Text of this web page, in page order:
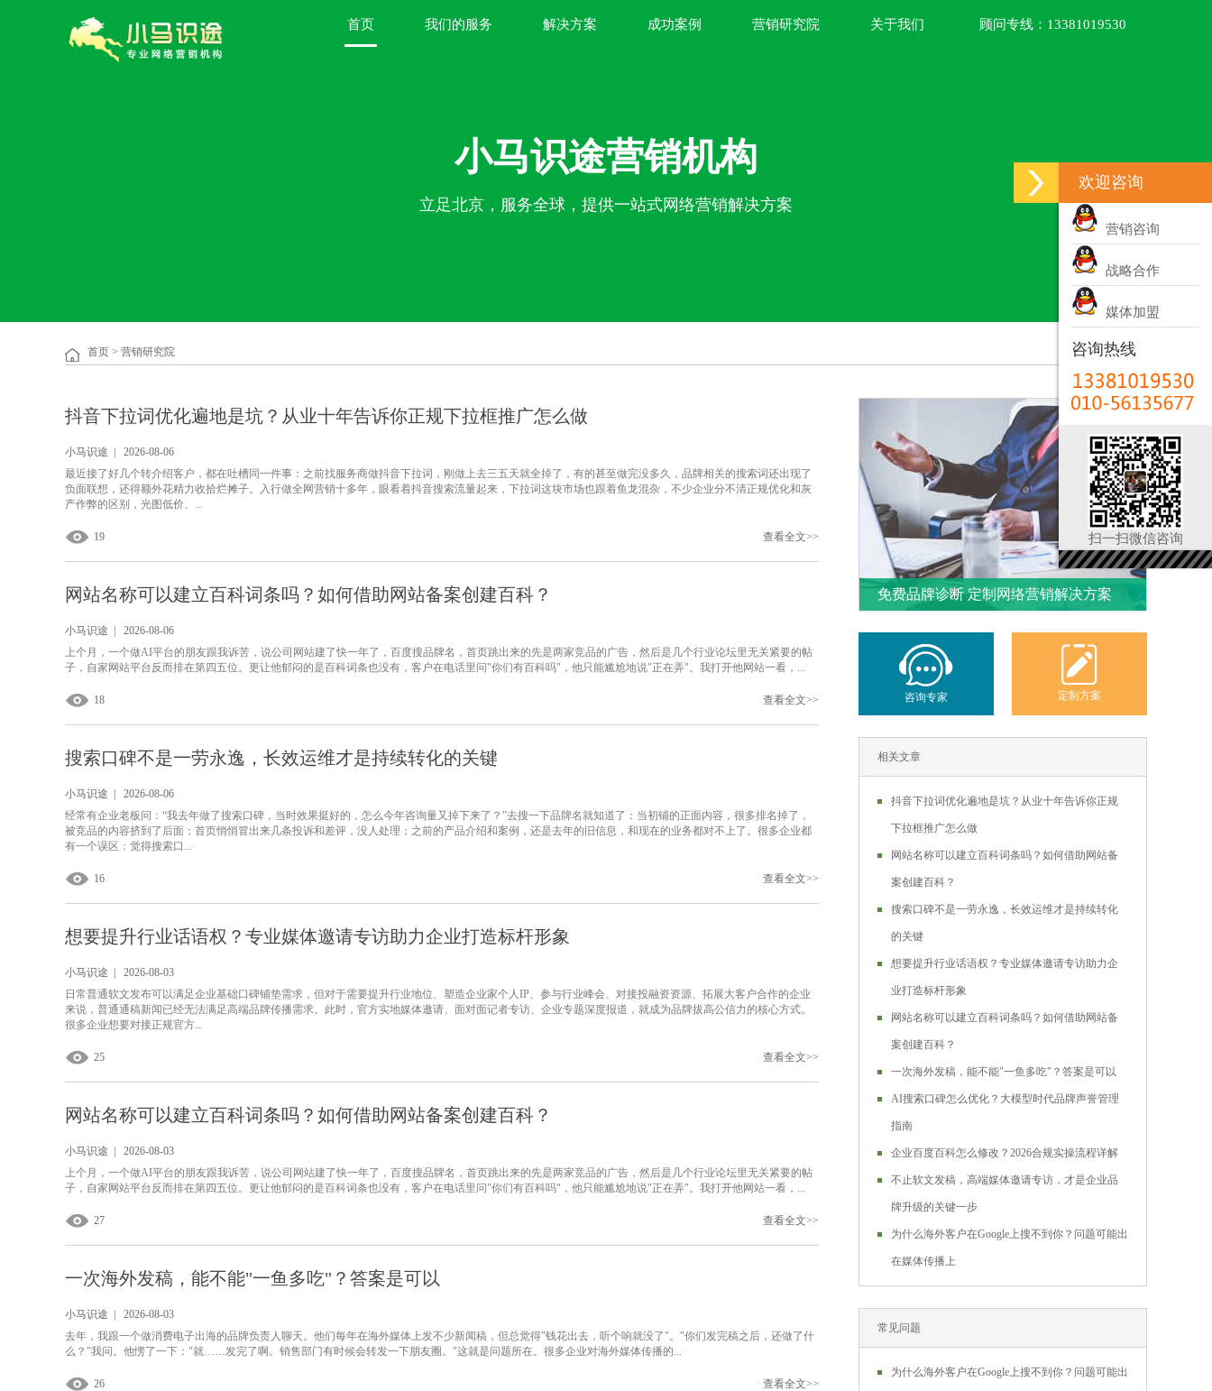
首页 我们的服务 解决方案 成功案例 营销研究院 关于我们 顾问专线： 13381019530
小马识途营销机构
立足北京，服务全球，提供一站式网络营销解决方案
首页 > 营销研究院
抖音下拉词优化遍地是坑？从业十年告诉你正规下拉框推广怎么做
小马识途 | 2026-08-06
最近接了好几个转介绍客户，都在吐槽同一件事：之前找服务商做抖音下拉词，刚做上去三五天就全掉了，有的甚至做完没多久，品牌相关的搜索词还出现了
负面联想，还得额外花精力收拾烂摊子。入行做全网营销十多年，眼看着抖音搜索流量起来，下拉词这块市场也跟着鱼龙混杂，不少企业分不清正规优化和灰
产作弊的区别，光图低价、...
19 查看全文>>
网站名称可以建立百科词条吗？如何借助网站备案创建百科？
小马识途 | 2026-08-06
上个月，一个做AI平台的朋友跟我诉苦，说公司网站建了快一年了，百度搜品牌名，首页跳出来的先是两家竞品的广告，然后是几个行业论坛里无关紧要的帖
子，自家网站平台反而排在第四五位。更让他郁闷的是百科词条也没有，客户在电话里问"你们有百科吗"，他只能尴尬地说"正在弄"。我打开他网站一看，...
18 查看全文>>
搜索口碑不是一劳永逸，长效运维才是持续转化的关键
小马识途 | 2026-08-06
经常有企业老板问：“我去年做了搜索口碑，当时效果挺好的，怎么今年咨询量又掉下来了？”去搜一下品牌名就知道了：当初铺的正面内容，很多排名掉了，
被竞品的内容挤到了后面；首页悄悄冒出来几条投诉和差评，没人处理；之前的产品介绍和案例，还是去年的旧信息，和现在的业务都对不上了。很多企业都
有一个误区：觉得搜索口...
16 查看全文>>
想要提升行业话语权？专业媒体邀请专访助力企业打造标杆形象
小马识途 | 2026-08-03
日常普通软文发布可以满足企业基础口碑铺垫需求，但对于需要提升行业地位、塑造企业家个人IP、参与行业峰会、对接投融资资源、拓展大客户合作的企业
来说，普通通稿新闻已经无法满足高端品牌传播需求。此时，官方实地媒体邀请、面对面记者专访、企业专题深度报道，就成为品牌拔高公信力的核心方式。
很多企业想要对接正规官方...
25 查看全文>>
网站名称可以建立百科词条吗？如何借助网站备案创建百科？
小马识途 | 2026-08-03
上个月，一个做AI平台的朋友跟我诉苦，说公司网站建了快一年了，百度搜品牌名，首页跳出来的先是两家竞品的广告，然后是几个行业论坛里无关紧要的帖
子，自家网站平台反而排在第四五位。更让他郁闷的是百科词条也没有，客户在电话里问"你们有百科吗"，他只能尴尬地说"正在弄"。我打开他网站一看，...
27 查看全文>>
一次海外发稿，能不能"一鱼多吃"？答案是可以
小马识途 | 2026-08-03
去年，我跟一个做消费电子出海的品牌负责人聊天。他们每年在海外媒体上发不少新闻稿，但总觉得"钱花出去，听个响就没了"。"你们发完稿之后，还做了什
么？"我问。他愣了一下："就……发完了啊。销售部门有时候会转发一下朋友圈。"这就是问题所在。很多企业对海外媒体传播的...
26 查看全文>>
免费品牌诊断 定制网络营销解决方案
咨询专家 定制方案
相关文章
抖音下拉词优化遍地是坑？从业十年告诉你正规
下拉框推广怎么做
网站名称可以建立百科词条吗？如何借助网站备
案创建百科？
搜索口碑不是一劳永逸，长效运维才是持续转化
的关键
想要提升行业话语权？专业媒体邀请专访助力企
业打造标杆形象
网站名称可以建立百科词条吗？如何借助网站备
案创建百科？
一次海外发稿，能不能"一鱼多吃"？答案是可以
AI搜索口碑怎么优化？大模型时代品牌声誉管理
指南
企业百度百科怎么修改？2026合规实操流程详解
不止软文发稿，高端媒体邀请专访，才是企业品
牌升级的关键一步
为什么海外客户在Google上搜不到你？问题可能出
在媒体传播上
常见问题
为什么海外客户在Google上搜不到你？问题可能出
欢迎咨询
营销咨询
战略合作
媒体加盟
咨询热线
扫一扫微信咨询